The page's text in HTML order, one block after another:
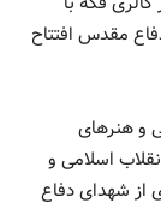
مقدس افتتاح
و هنرهای
اسلامی و
از شهدای دفاع